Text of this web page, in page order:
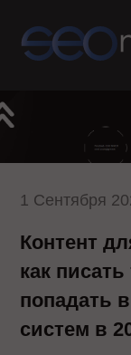
1 Сентября
Контент
как
попадать
систем в